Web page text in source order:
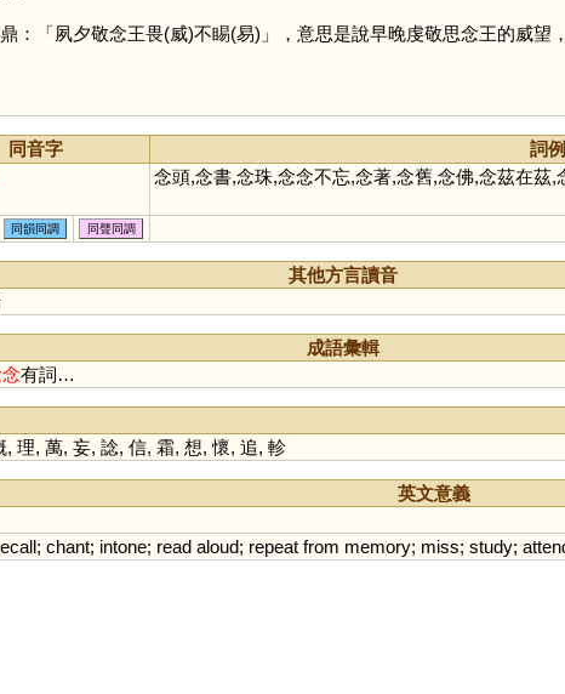
「夙夕敬念王畏(威)不睗(易)」，意思是說早晚虔敬思念王的威望
同音字 詞
念頭,念書,念珠,念念不忘,念著,念舊,念佛,念茲在茲,
同韻同調 同聲同調
其他方言讀音
成語彙輯
念有詞…
, 理, 萬, 妄, 諗, 信, 霜, 想,懷, 追, 軫
英文意義
; chant; intone; read aloud; repeat from memory; miss; study;